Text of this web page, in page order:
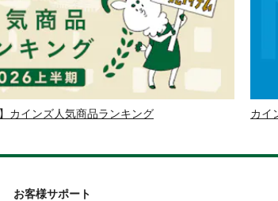
カインズ人気商品ランキング カイ
お客様サポート